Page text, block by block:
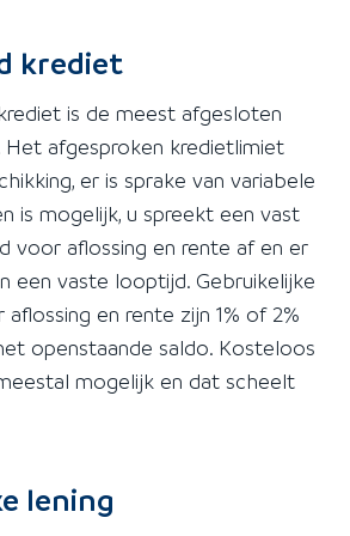
krediet
is de meest afgesloten
Het afgesproken kredietlimiet
er is sprake van variabele
is mogelijk, u spreekt een vast
voor aflossing en rente af en er
een vaste looptijd. Gebruikelijke
en rente zijn 1% of 2%
openstaande saldo. Kosteloos
mogelijk en dat scheelt
lening